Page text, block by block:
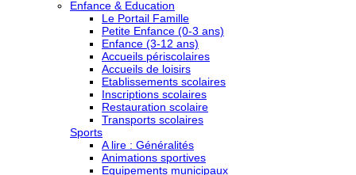
Enfance & Education
Le Portail Famille
Petite Enfance (0-3 ans)
Enfance (3-12 ans)
Accueils périscolaires
Accueils de loisirs
Etablissements scolaires
Inscriptions scolaires
Restauration scolaire
Transports scolaires
Sports
A lire : Généralités
Animations sportives
Equipements municipaux